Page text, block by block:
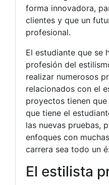
forma innovadora,
clientes y que un
profesional.
El estudiante que se
profesión del
realizar numerosos
relacionados con el
proyectos tienen
que tiene el
las nuevas pruebas,
enfoques con
carrera sea todo un
El estilista